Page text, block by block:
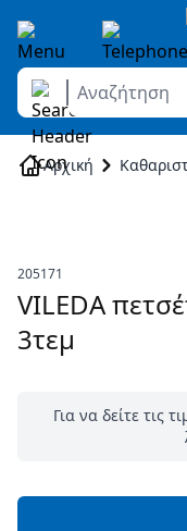
Skip to Content
Αναζήτηση
Αρχική
205171
VILEDA
3τεμ
Για να δείτε τις